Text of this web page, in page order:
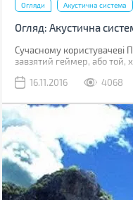
Огляди Акустична система
Огляд: Акустична
Сучасному користувачеві
завзятий геймер, або той,
важлива акустика, яку він
зовнішнім виглядом. На
за свою ціну надають
домашніми кінотеатрами.
познайомимося ближче.
S730.
16.11.2016 4068